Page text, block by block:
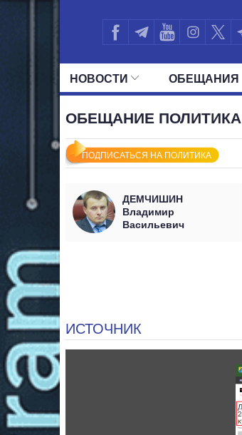
НОВОСТИ ОБЕЩАНИЯ
ОБЕЩАНИЕ ПОЛИТИКА
ПОДПИСАТЬСЯ НА ПОЛИТИКА
ДЕМЧИШИН
Владимир
Васильевич
ИСТОЧНИК